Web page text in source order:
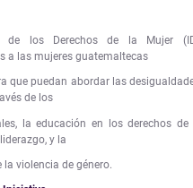
de los Derechos de la Mujer
a las mujeres guatemaltecas
que puedan abordar las
de los
la educación en los derechos de
y la
la violencia de género.